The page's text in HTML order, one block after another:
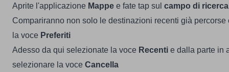
Aprite l'applicazione Mappe e fate tap sul campo di ricerca
Compariranno non solo le destinazioni recenti già percorse
la voce Preferiti
Adesso da qui selezionate la voce Recenti e dalla parte in
selezionare la voce Cancella